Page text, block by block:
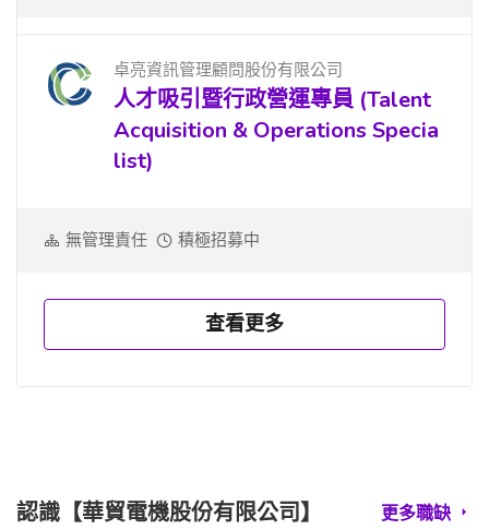
卓亮資訊管理顧問股份有限公司
人才吸引暨行政營運專員 (Talent
Acquisition & Operations Specia
list)
無管理責任 積極招募中
查看更多
認識【華貿電機股份有限公司】 更多職缺